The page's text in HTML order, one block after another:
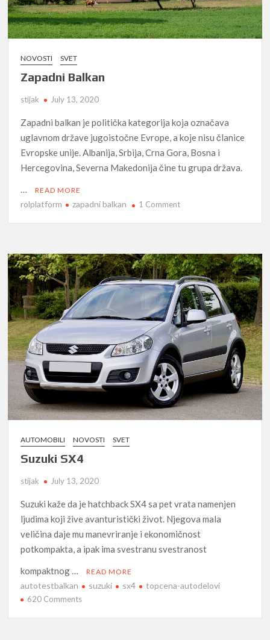
NOVOSTI SVET
Zapadni Balkan
stijak July 13, 2020
Zapadni balkan je politička kategorija koja označava
uglavnom države jugoistočne Evrope, a koje nisu članice
Evropske unije. Albanija, Srbija, Crna Gora, Bosna i
Hercegovina, Severna Makedonija čine tu grupa država.
…
READ MORE
rolplatform zapadni balkan 1 Commenton
AUTOMOBILI NOVOSTI SVET
Suzuki SX4
stijak July 13, 2020
Suzuki kaže da je hatchback SX4 sa pet vrata namenjen
ljudima koji žive avanturistički život. Njegova mala
veličina daje mu manevriranje i ekonomičnost
potkompakta, a ipak ima svestranu svestranost
kompaktnog …
READ MORE
autotestbalkan suzuki sx4 topcena-autodelovi
620 Commentson